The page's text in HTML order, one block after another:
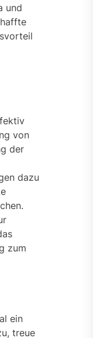
und
von
der
dazu
zum
ein
treue